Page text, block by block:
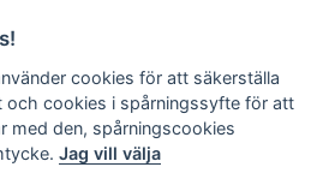
cookies för att säkerställa
och cookies i spårningssyfte för att
med den, spårningscookies
Jag vill välja